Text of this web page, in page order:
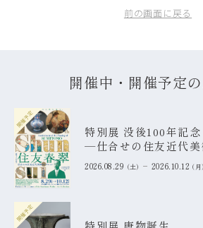
前の画面に戻る
開催中・開催予定
開催予定
特別展 没後100年記
―仕合せの住友近代美
2026.08.29 土 2026.10.12 月
開催予定